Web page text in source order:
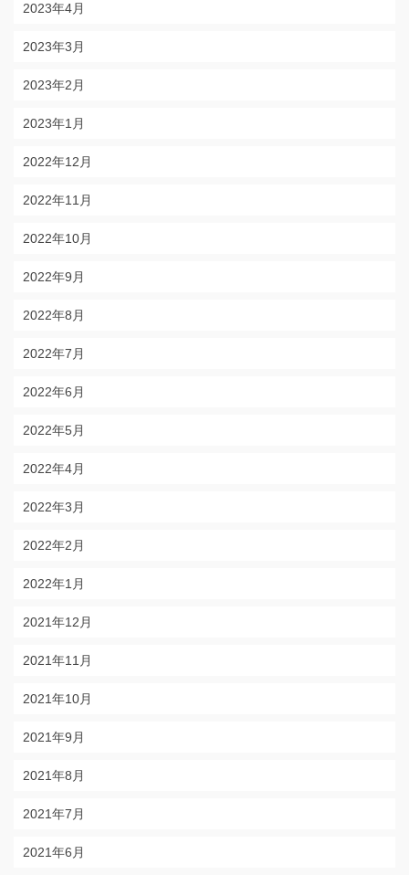
2023年4月
2023年3月
2023年2月
2023年1月
2022年12月
2022年11月
2022年10月
2022年9月
2022年8月
2022年7月
2022年6月
2022年5月
2022年4月
2022年3月
2022年2月
2022年1月
2021年12月
2021年11月
2021年10月
2021年9月
2021年8月
2021年7月
2021年6月